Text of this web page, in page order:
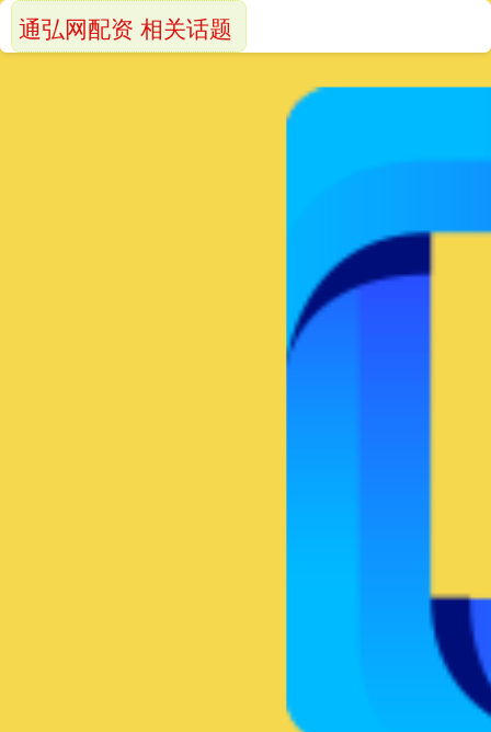
通弘网配资 相关话题